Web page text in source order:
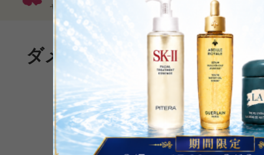
ャンプーミニサイズ75ml
ダメージヘアを修復ししな